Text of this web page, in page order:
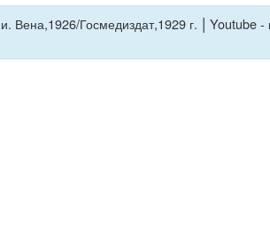
Вена,1926/Госмедиздат,1929 г. | Youtube -